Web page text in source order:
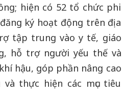
hiện có 52 tổ chức phi
ký hoạt động trên địa
tập trung vào y tế, giáo
hỗ trợ người yếu thế và
hậu, góp phần nâng cao
thực hiện các mục tiêu